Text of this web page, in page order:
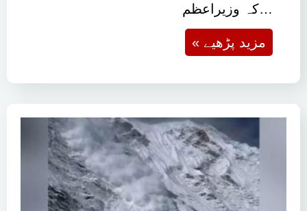
کہ وزیراعظم…
« مزید پڑھیے